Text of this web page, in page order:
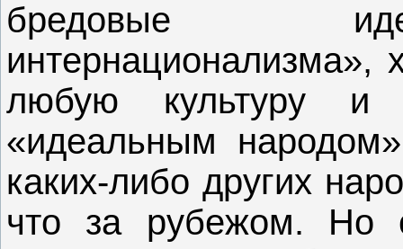
бредовые
любую культуру
«идеальным
каких-либо других
что за рубежом. Но